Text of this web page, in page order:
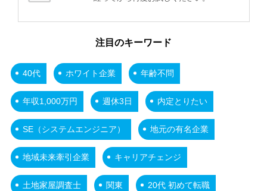
注目のキーワード
40代 ホワイト企業 年齢不問
年収1,000万円 週休3日 内定とりたい
SE（システムエンジニア） 地元の有名企業
地域未来牽引企業 キャリアチェンジ
土地家屋調査士 関東 20代 初めて転職